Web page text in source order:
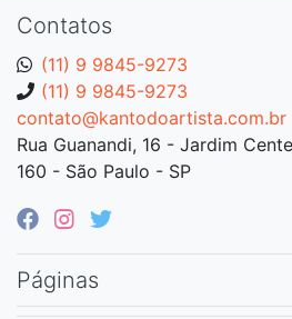
Contatos
(11) 9 9845-9273
(11) 9 9845-9273
contato@kantodoartista.com.br
Rua Guanandi, 16 - Jardim
160 - São Paulo - SP
Páginas